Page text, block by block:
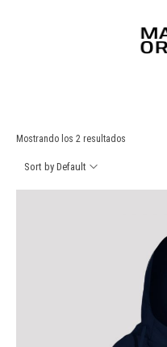
Mostrando los 2 resultados
Sort by Default